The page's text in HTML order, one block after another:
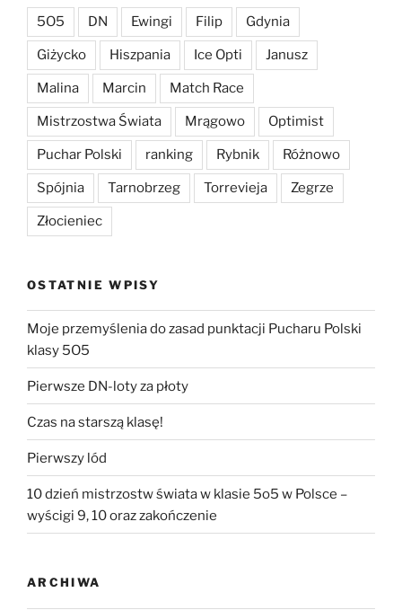
5O5 DN Ewingi Filip Gdynia
Giżycko Hiszpania Ice Opti Janusz
Malina Marcin Match Race
Mistrzostwa Świata Mrągowo Optimist
Puchar Polski ranking Rybnik Różnowo
Spójnia Tarnobrzeg Torrevieja Zegrze
Złocieniec
OSTATNIE WPISY
Moje przemyślenia do zasad punktacji Pucharu Polski
klasy 5O5
Pierwsze DN-loty za płoty
Czas na starszą klasę!
Pierwszy lód
10 dzień mistrzostw świata w klasie 5o5 w Polsce –
wyścigi 9, 10 oraz zakończenie
ARCHIWA